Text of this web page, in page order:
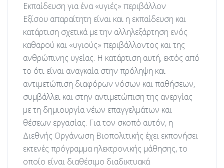
Εκπαίδευση για ένα «υγιές» περιβάλλον
Εξίσου απαραίτητη είναι και η εκπαίδευση και
κατάρτιση σχετικά με την αλληλεξάρτηση ενός
καθαρού και «υγιούς» περιβάλλοντος και της
ανθρώπινης υγείας. Η κατάρτιση αυτή, εκτός από
το ότι είναι αναγκαία στην πρόληψη και
αντιμετώπιση διαφόρων νόσων και παθήσεων,
συμβάλλει και στην αντιμετώπιση της ανεργίας
με τη δημιουργία νέων επαγγελμάτων και
θέσεων εργασίας. Για τον σκοπό αυτόν, η
Διεθνής Οργάνωση Βιοπολιτικής έχει εκπονήσει
εκτενές πρόγραμμα ηλεκτρονικής μάθησης, το
οποίο είναι διαθέσιμο διαδικτυακά